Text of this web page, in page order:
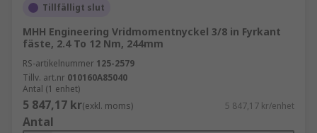
Tillfälligt slut
MHH Engineering Vridmomentnyckel 3/8 in Fyrkant
fäste, 2.4 To 12 Nm, 244mm
RS-artikelnummer 125-2579
Tillv. art.nr 010160A85040
Antal (1 enhet)
5 847,17 kr(exkl. moms) 5 847,17 kr/enhet
Antal